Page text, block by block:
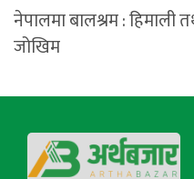
नेपालमा बालश्रम : हिमाली
जोखिम